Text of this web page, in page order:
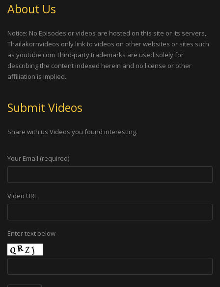
About Us
Notice: No Episodes or videos are hosted on this site or its servers,
Thailakornvideos only link to videos on other websites or sites such
as youtube.com Third-party trademarks are used solely for
describing the content indexed herein and no license or other
affiliation is implied.
Submit Videos
Share with us Videos you found interesting.
Your Email (required)
Video URL
Enter text below